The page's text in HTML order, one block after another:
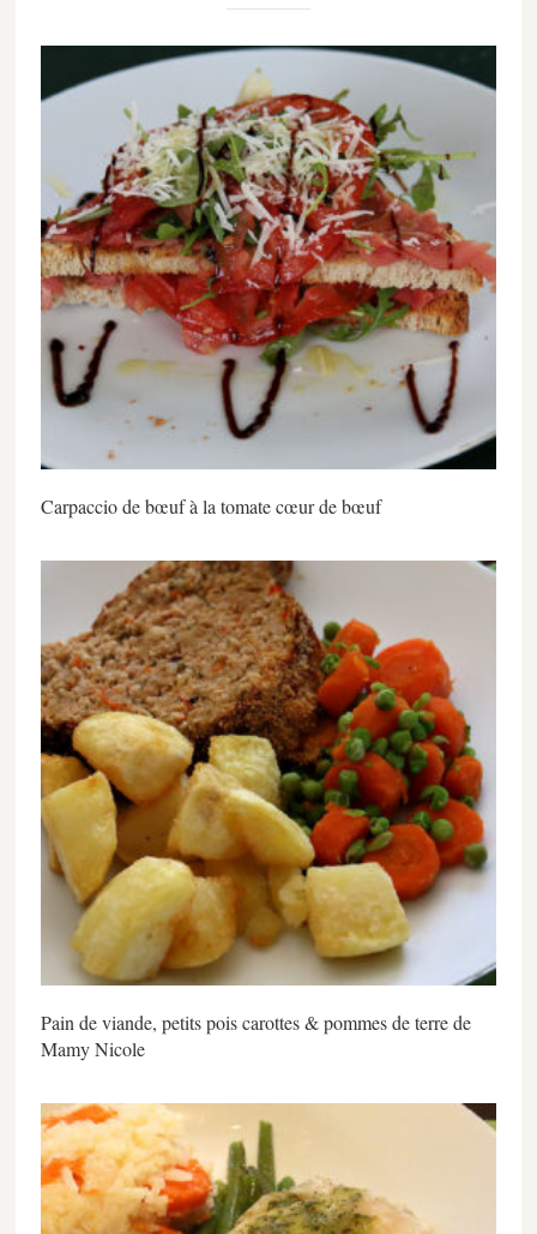
Carpaccio de bœuf à la tomate cœur de bœuf
Pain de viande, petits pois carottes & pommes de terre de
Mamy Nicole